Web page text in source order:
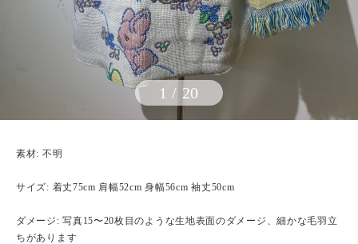
1 / 20
素材: 不明
サイズ: 着丈75cm 肩幅52cm 身幅56cm 袖丈50cm
ダメージ: 写真15〜20枚目のような生地表面のダメージ、細かな毛羽立
ちがあります